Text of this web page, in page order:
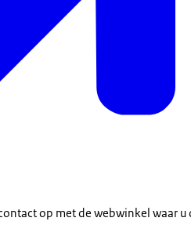
op met de webwinkel waar u